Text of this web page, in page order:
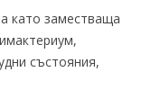
като заместваща
състояния,